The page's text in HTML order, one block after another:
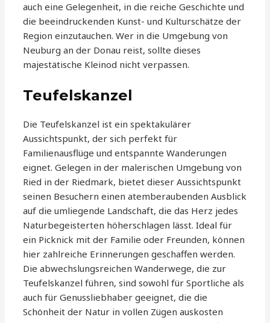
auch eine Gelegenheit, in die reiche Geschichte und
die beeindruckenden Kunst- und Kulturschätze der
Region einzutauchen. Wer in die Umgebung von
Neuburg an der Donau reist, sollte dieses
majestätische Kleinod nicht verpassen.
Teufelskanzel
Die Teufelskanzel ist ein spektakulärer
Aussichtspunkt, der sich perfekt für
Familienausflüge und entspannte Wanderungen
eignet. Gelegen in der malerischen Umgebung von
Ried in der Riedmark, bietet dieser Aussichtspunkt
seinen Besuchern einen atemberaubenden Ausblick
auf die umliegende Landschaft, die das Herz jedes
Naturbegeisterten höherschlagen lässt. Ideal für
ein Picknick mit der Familie oder Freunden, können
hier zahlreiche Erinnerungen geschaffen werden.
Die abwechslungsreichen Wanderwege, die zur
Teufelskanzel führen, sind sowohl für Sportliche als
auch für Genussliebhaber geeignet, die die
Schönheit der Natur in vollen Zügen auskosten